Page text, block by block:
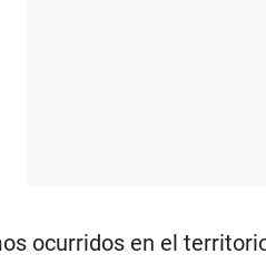
ocurridos en el